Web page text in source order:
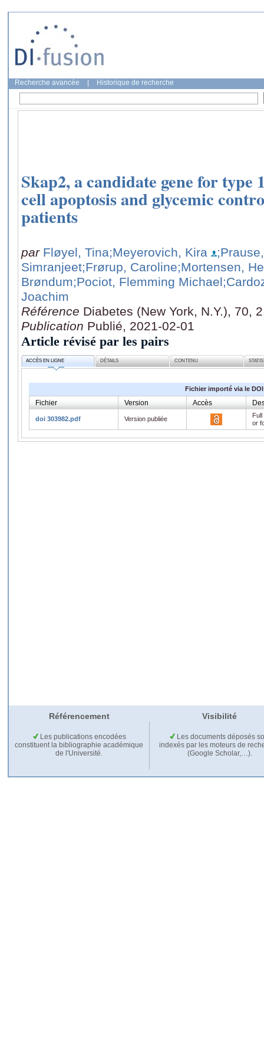
Recherche avancée Historique de recherche
Skap2, a candidate gene for type
cell apoptosis and glycemic
patients
par Fløyel, Tina;Meyerovich, Kira
Simranjeet;Frørup, Caroline;Mortensen,
Brøndum;Pociot, Flemming Michael
Joachim
Référence Diabetes (New York, N.Y.), 70,
Publication Publié, 2021-02-01
Article révisé par les pairs
ACCÈS EN LIGNE DÉTAILS CONTENU
Fichier importé via le DOI
Fichier Version Accès
doi 303982.pdf Version publiée
or
Référencement Visibilité
Les publications encodées
constituent la bibliographie académique
de l'Université.
Les documents déposés
indexés par les moteurs de
(Google Scholar,…).